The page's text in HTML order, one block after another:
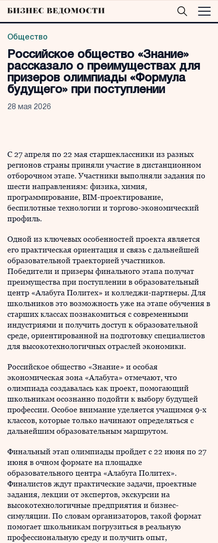
Общество
Российское общество «Знание»
рассказало о преимуществах для
призеров олимпиады «Формула
будущего» при поступлении
28 мая 2026
С 27 апреля по 22 мая старшеклассники из разных
регионов страны приняли участие в дистанционном
отборочном этапе. Участники выполняли задания по
шести направлениям: физика, химия,
программирование, BIM-проектирование,
беспилотные технологии и торгово-экономический
профиль.
Одной из ключевых особенностей проекта является
его практическая ориентация и связь с дальнейшей
образовательной траекторией участников.
Победители и призеры финального этапа получат
преимущества при поступлении в образовательный
центр «Алабуга Политех» и колледжи-партнеры. Для
школьников это возможность уже на этапе обучения в
старших классах познакомиться с современными
индустриями и получить доступ к образовательной
среде, ориентированной на подготовку специалистов
для высокотехнологичных отраслей экономики.
Российское общество «Знание» и особая
экономическая зона «Алабуга» отмечают, что
олимпиада создавалась как проект, помогающий
школьникам осознанно подойти к выбору будущей
профессии. Особое внимание уделяется учащимся 9-х
классов, которые только начинают определяться с
дальнейшим образовательным маршрутом.
Финальный этап олимпиады пройдет с 22 июня по 27
июня в очном формате на площадке
образовательного центра «Алабуга Политех».
Финалистов ждут практические задачи, проектные
задания, лекции от экспертов, экскурсии на
высокотехнологичные предприятия и бизнес-
симуляции. По словам организаторов, такой формат
помогает школьникам погрузиться в реальную
профессиональную среду и получить опыт,